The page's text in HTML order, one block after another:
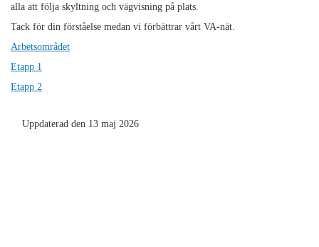
alla att följa skyltning och vägvisning på plats.
Tack för din förståelse medan vi förbättrar vårt VA-nät.
Arbetsområdet
Etapp 1
Etapp 2
Uppdaterad den 13 maj 2026